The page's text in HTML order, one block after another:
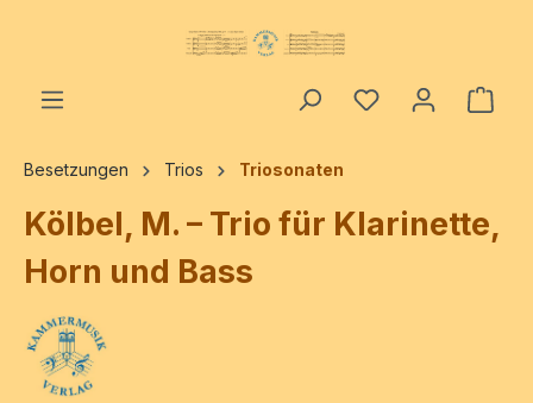
Besetzungen Trios Triosonaten
Kölbel, M. – Trio für Klarinette,
Horn und Bass